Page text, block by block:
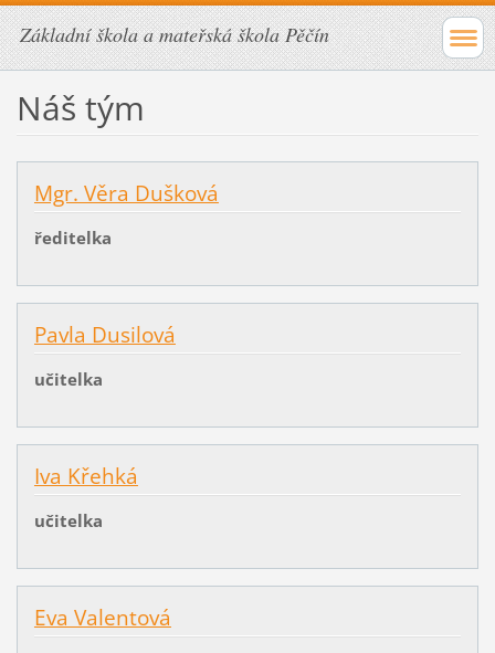
Základní škola a mateřská škola Pěčín
Náš tým
Mgr. Věra Dušková
ředitelka
Pavla Dusilová
učitelka
Iva Křehká
učitelka
Eva Valentová